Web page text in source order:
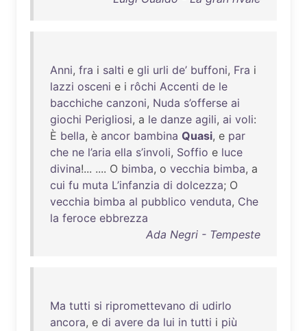
Anni, fra i salti e gli urli de’ buffoni, Fra i
lazzi osceni e i rôchi Accenti de le
bacchiche canzoni, Nuda s’offerse ai
giochi Perigliosi, a le danze agili, ai voli:
È bella, è ancor bambina Quasi, e par
che ne l’aria ella s’involi, Soffio e luce
divina!... .... O bimba, o vecchia bimba, a
cui fu muta L’infanzia di dolcezza; O
vecchia bimba al pubblico venduta, Che
la feroce ebbrezza
Ada Negri - Tempeste
Ma tutti si ripromettevano di udirlo
ancora, e di avere da lui in tutti i più